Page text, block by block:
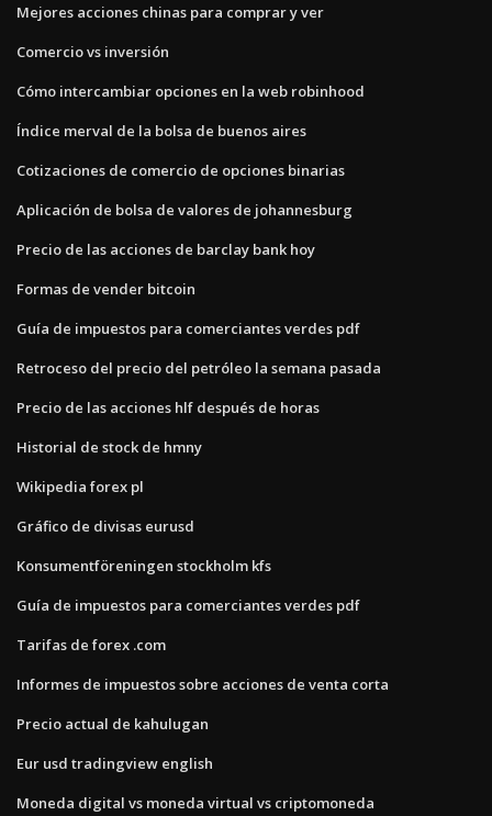
Mejores acciones chinas para comprar y ver
Comercio vs inversión
Cómo intercambiar opciones en la web robinhood
Índice merval de la bolsa de buenos aires
Cotizaciones de comercio de opciones binarias
Aplicación de bolsa de valores de johannesburg
Precio de las acciones de barclay bank hoy
Formas de vender bitcoin
Guía de impuestos para comerciantes verdes pdf
Retroceso del precio del petróleo la semana pasada
Precio de las acciones hlf después de horas
Historial de stock de hmny
Wikipedia forex pl
Gráfico de divisas eurusd
Konsumentföreningen stockholm kfs
Guía de impuestos para comerciantes verdes pdf
Tarifas de forex .com
Informes de impuestos sobre acciones de venta corta
Precio actual de kahulugan
Eur usd tradingview english
Moneda digital vs moneda virtual vs criptomoneda